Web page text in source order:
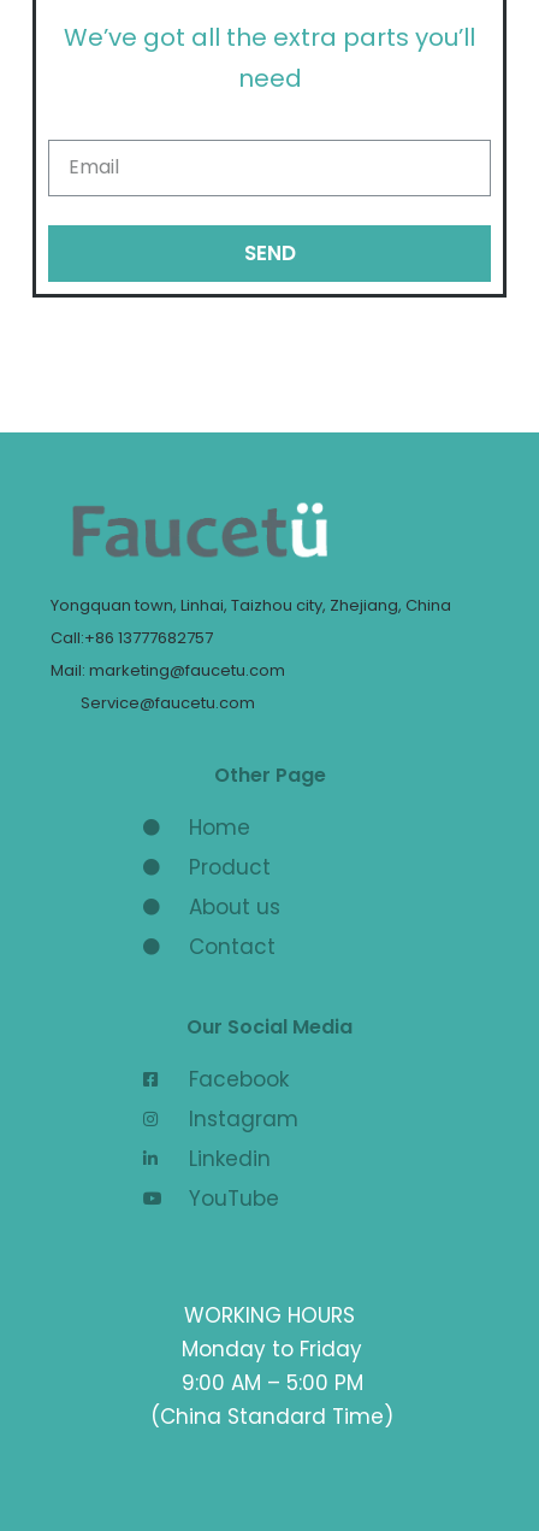
We’ve got all the extra parts you’ll
need
SEND
Yongquan town, Linhai, Taizhou city, Zhejiang, China
Call:+86 13777682757
Mail: marketing@faucetu.com
Service@faucetu.com
Other Page
Home
Product
About us
Contact
Our Social Media
Facebook
Instagram
Linkedin
YouTube
WORKING HOURS
Monday to Friday
9:00 AM – 5:00 PM
(China Standard Time)